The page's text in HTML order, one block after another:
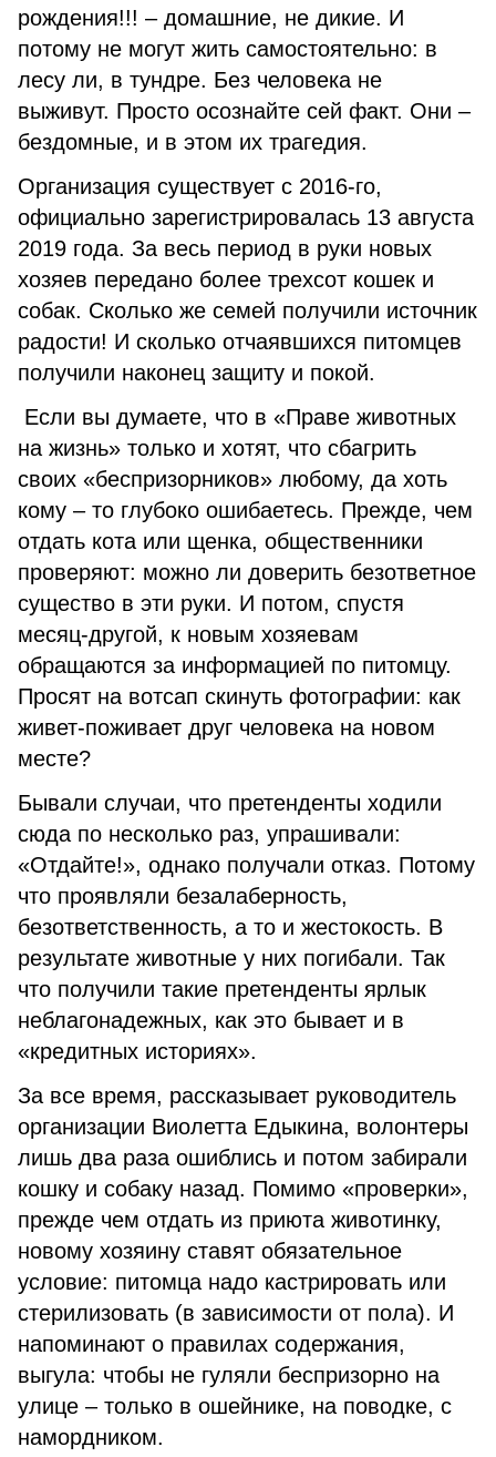
рождения!!! – домашние, не дикие. И
потому не могут жить самостоятельно: в
лесу ли, в тундре. Без человека не
выживут. Просто осознайте сей факт. Они –
бездомные, и в этом их трагедия.
Организация существует с 2016-го,
официально зарегистрировалась 13 августа
2019 года. За весь период в руки новых
хозяев передано более трехсот кошек и
собак. Сколько же семей получили источник
радости! И сколько отчаявшихся питомцев
получили наконец защиту и покой.
Если вы думаете, что в «Праве животных
на жизнь» только и хотят, что сбагрить
своих «беспризорников» любому, да хоть
кому – то глубоко ошибаетесь. Прежде, чем
отдать кота или щенка, общественники
проверяют: можно ли доверить безответное
существо в эти руки. И потом, спустя
месяц-другой, к новым хозяевам
обращаются за информацией по питомцу.
Просят на вотсап скинуть фотографии: как
живет-поживает друг человека на новом
месте?
Бывали случаи, что претенденты ходили
сюда по несколько раз, упрашивали:
«Отдайте!», однако получали отказ. Потому
что проявляли безалаберность,
безответственность, а то и жестокость. В
результате животные у них погибали. Так
что получили такие претенденты ярлык
неблагонадежных, как это бывает и в
«кредитных историях».
За все время, рассказывает руководитель
организации Виолетта Едыкина, волонтеры
лишь два раза ошиблись и потом забирали
кошку и собаку назад. Помимо «проверки»,
прежде чем отдать из приюта животинку,
новому хозяину ставят обязательное
условие: питомца надо кастрировать или
стерилизовать (в зависимости от пола). И
напоминают о правилах содержания,
выгула: чтобы не гуляли беспризорно на
улице – только в ошейнике, на поводке, с
намордником.